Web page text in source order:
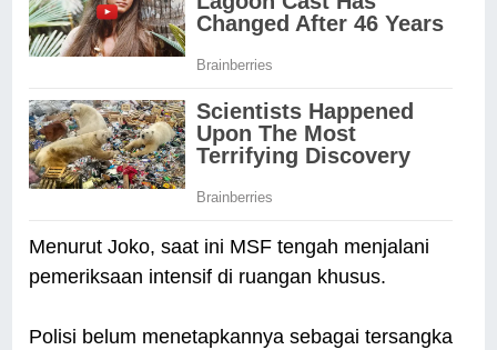
Menurut Joko, saat ini MSF tengah menjalani
pemeriksaan intensif di ruangan khusus.
Polisi belum menetapkannya sebagai tersangka